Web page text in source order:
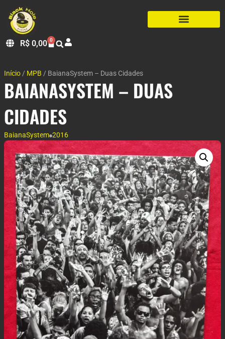
R$ 0,00 0
Início / MPB / BaianaSystem – Duas Cidades
BAIANASYSTEM – DUAS
CIDADES
BaianaSystem 2016